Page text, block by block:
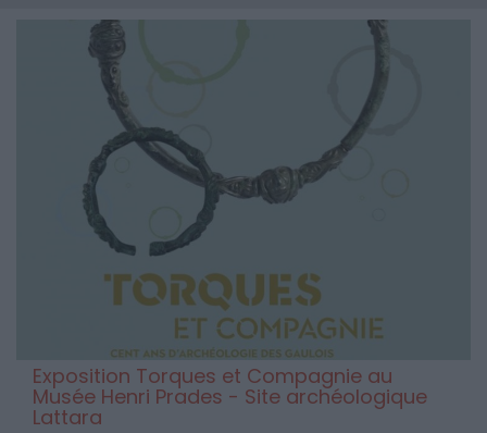
Exposition Torques et Compagnie au
Musée Henri Prades - Site archéologique
Lattara